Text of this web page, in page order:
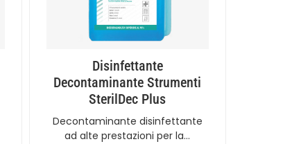
Disinfettante
Decontaminante Strumenti
SterilDec Plus
Decontaminante disinfettante
ad alte prestazioni per la…